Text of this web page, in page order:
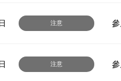
注意
注意